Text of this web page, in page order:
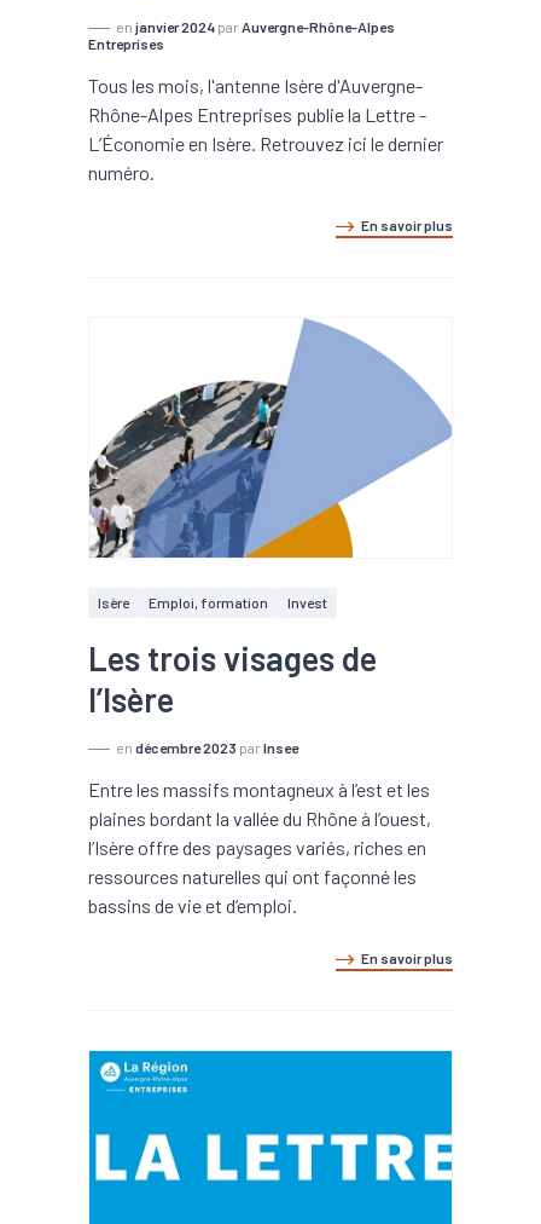
en janvier 2024 par Auvergne-Rhône-Alpes
Entreprises
Tous les mois, l'antenne Isère d'Auvergne-
Rhône-Alpes Entreprises publie la Lettre -
L’Économie en Isère. Retrouvez ici le dernier
numéro.
En savoir plus
Isère Emploi, formation Invest
Les trois visages de
l’Isère
en décembre 2023 par Insee
Entre les massifs montagneux à l’est et les
plaines bordant la vallée du Rhône à l’ouest,
l’Isère offre des paysages variés, riches en
ressources naturelles qui ont façonné les
bassins de vie et d’emploi.
En savoir plus